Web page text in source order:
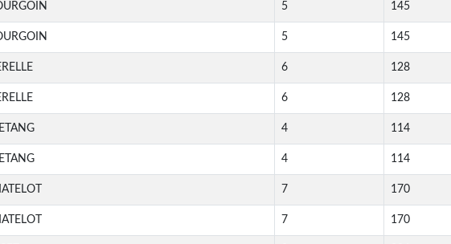
5 145
5 145
6 128
6 128
4 114
4 114
7 170
7 170